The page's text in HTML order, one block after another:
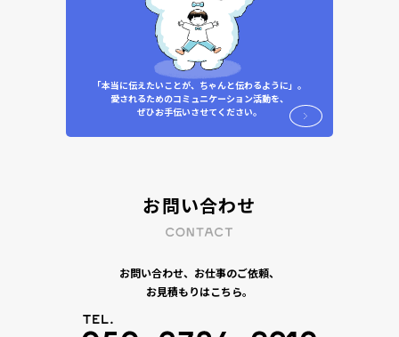
「本当に伝えたいことが、ちゃんと伝わるように」。
愛されるためのコミュニケーション活動を、
ぜひお手伝いさせてください。
お問い合わせ
お問い合わせ、お仕事のご依頼、
お見積もりはこちら。